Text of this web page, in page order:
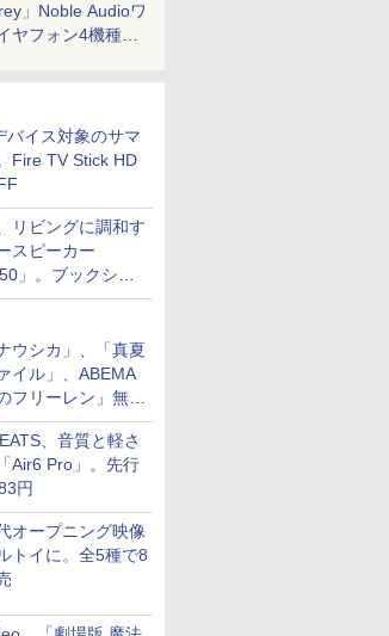
」Noble Audioワ
ヤフォン4機種を
バイス対象のサマ
Fire TV Stick HD
リビングに調和す
スピーカー
」。ブックシェ
3万円以下
ウシカ」、「真夏
イル」、ABEMA
フリーレン」無料
夏の特番・配信情
、音質と軽さ
Air6 Pro」。先行
円
オープニング映像
トイに。全5種で8